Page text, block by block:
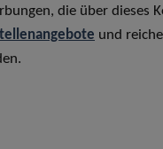
die über dieses
und